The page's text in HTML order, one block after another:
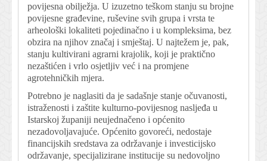
povijesna obilježja. U izuzetno teškom stanju su brojne
povijesne građevine, ruševine svih grupa i vrsta te
arheološki lokaliteti pojedinačno i u kompleksima, bez
obzira na njihov značaj i smještaj. U najtežem je, pak,
stanju kultivirani agrarni krajolik, koji je praktično
nezaštićen i vrlo osjetljiv već i na promjene
agrotehničkih mjera.
Potrebno je naglasiti da je sadašnje stanje očuvanosti,
istraženosti i zaštite kulturno-povijesnog nasljeđa u
Istarskoj županiji neujednačeno i općenito
nezadovoljavajuće. Općenito govoreći, nedostaje
financijskih sredstava za održavanje i investicijsko
održavanje, specijalizirane institucije su nedovoljno